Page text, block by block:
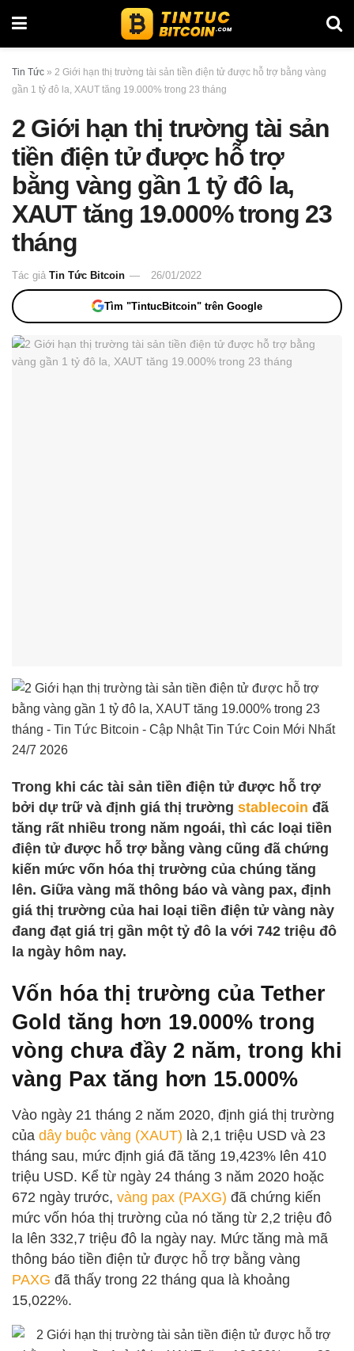
Tin Tức » 2 Giới hạn thị trường tài sản tiền điện tử được hỗ trợ bằng vàng
gần 1 tỷ đô la, XAUT tăng 19.000% trong 23 tháng
2 Giới hạn thị trường tài sản
tiền điện tử được hỗ trợ
bằng vàng gần 1 tỷ đô la,
XAUT tăng 19.000% trong 23
tháng
Tác giả Tin Tức Bitcoin 26/01/2022
Tìm "TintucBitcoin" trên Google
Trong khi các tài sản tiền điện tử được hỗ trợ
bởi dự trữ và định giá thị trường stablecoin đã
tăng rất nhiều trong năm ngoái, thì các loại tiền
điện tử được hỗ trợ bằng vàng cũng đã chứng
kiến ​​mức vốn hóa thị trường của chúng tăng
lên. Giữa vàng mã thông báo và vàng pax, định
giá thị trường của hai loại tiền điện tử vàng này
đang đạt giá trị gần một tỷ đô la với 742 triệu đô
la ngày hôm nay.
Vốn hóa thị trường của Tether
Gold tăng hơn 19.000% trong
vòng chưa đầy 2 năm, trong khi
vàng Pax tăng hơn 15.000%
Vào ngày 21 tháng 2 năm 2020, định giá thị trường
của dây buộc vàng (XAUT) là 2,1 triệu USD và 23
tháng sau, mức định giá đã tăng 19,423% lên 410
triệu USD. Kể từ ngày 24 tháng 3 năm 2020 hoặc
672 ngày trước, vàng pax (PAXG) đã chứng kiến ​​
mức vốn hóa thị trường của nó tăng từ 2,2 triệu đô
la lên 332,7 triệu đô la ngày nay. Mức tăng mà mã
thông báo tiền điện tử được hỗ trợ bằng vàng
PAXG đã thấy trong 22 tháng qua là khoảng
15,022%.